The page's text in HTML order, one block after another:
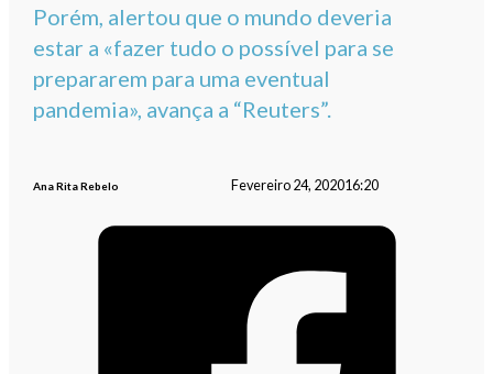
Porém, alertou que o mundo deveria
estar a «fazer tudo o possível para se
prepararem para uma eventual
pandemia», avança a “Reuters”.
Ana Rita Rebelo Fevereiro 24, 202016:20